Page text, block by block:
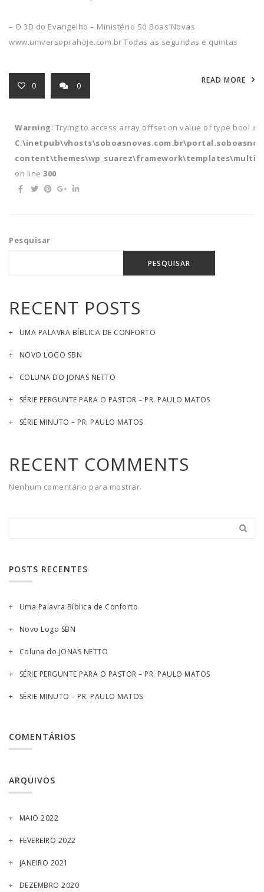
– O 3D do Evangelho – Ministério Só Boas Novas​
www.umversoprahoje.com.br Todas as segundas e quintas
READ MORE
0 0
Warning: Trying to access array offset on value of type bool in
on line 300
Pesquisar
PESQUISAR
RECENT POSTS
UMA PALAVRA BÍBLICA DE CONFORTO
NOVO LOGO SBN
COLUNA DO JONAS NETTO
SÉRIE PERGUNTE PARA O PASTOR – PR. PAULO MATOS
SÉRIE MINUTO – PR. PAULO MATOS
RECENT COMMENTS
Nenhum comentário para mostrar.
POSTS RECENTES
Uma Palavra Bíblica de Conforto
Novo Logo SBN
Coluna do JONAS NETTO
SÉRIE PERGUNTE PARA O PASTOR – PR. PAULO MATOS
SÉRIE MINUTO – PR. PAULO MATOS
COMENTÁRIOS
ARQUIVOS
MAIO 2022
FEVEREIRO 2022
JANEIRO 2021
DEZEMBRO 2020